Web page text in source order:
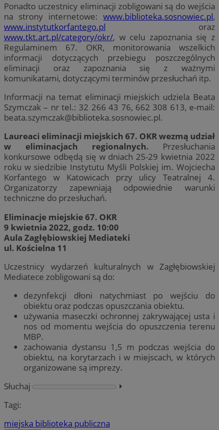
Ponadto uczestnicy eliminacji zobligowani są do wejścia
na strony internetowe: www.biblioteka.sosnowiec.pl,
www.instytutkorfantego.pl oraz
www.tkt.art.pl/category/okr/, w celu zapoznania się z
Regulaminem 67. OKR, monitorowania wszelkich
informacji dotyczących przebiegu poszczególnych
eliminacji oraz zapoznania się z ważnymi
komunikatami, dotyczącymi terminów przesłuchań itp.
Informacji na temat eliminacji miejskich udziela Beata
Szymczak – nr tel.: 32 266 43 76, 662 308 613, e-mail:
beata.szymczak@biblioteka.sosnowiec.pl.
Laureaci eliminacji miejskich 67. OKR wezmą udział
w eliminacjach regionalnych. Przesłuchania
konkursowe odbędą się w dniach 25-29 kwietnia 2022
roku w siedzibie Instytutu Myśli Polskiej im. Wojciecha
Korfantego w Katowicach przy ulicy Teatralnej 4.
Organizatorzy zapewniają odpowiednie warunki
techniczne do przesłuchań.
Eliminacje miejskie 67. OKR
9 kwietnia 2022, godz. 10:00
Aula Zagłębiowskiej Mediateki
ul. Kościelna 11
Uczestnicy wydarzeń kulturalnych w Zagłębiowskiej
Mediatece zobligowani są do:
dezynfekcji dłoni natychmiast po wejściu do
obiektu oraz podczas opuszczania obiektu.
używania maseczki ochronnej zakrywającej usta i
nos od momentu wejścia do opuszczenia terenu
MBP.
zachowania dystansu 1,5 m podczas wejścia do
obiektu, na korytarzach i w miejscach, w których
organizowane są imprezy.
Słuchaj
⏵︎
Tagi:
miejska biblioteka publiczna